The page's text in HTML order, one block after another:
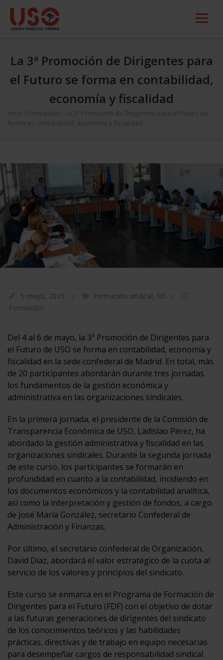
La 3ª Promoción de Dirigentes para
el Futuro se forma en contabilidad,
economía y fiscalidad
Inicio Formación
La 3ª Promoción de Dirigentes para el Futuro se
forma en contabilidad, economía y fiscalidad
5 mayo, 2015 formación sindical, fdf
Formación
Del 4 al 6 de mayo, la 3ª Promoción de Dirigentes para
el Futuro de USO se forma en contabilidad, economía y
fiscalidad en la sede confederal de Madrid. En total, más
de 20 participantes abordarán durante tres jornadas
los fundamentos de la gestión económica y
administrativa en las organizaciones sindicales.
En la primera jornada, el presidente de la Comisión de
Transparencia Económica de USO, Ladislao Pérez, ha
abordado la gestión administrativa y fiscalidad en las
organizaciones sindicales. Durante la segunda jornada
de este curso, los participantes se formarán en
profundidad en cuanto a la contabilidad, incidiendo en
los documentos económicos y la contabilidad analítica,
así como la interpretación y gestión de fondos, a cargo
de José María González, secretario Confederal de
Administración y Finanzas.
Por último, el secretario confederal de Organización,
David Díaz, abordará el valor estratégico de la cuota al
servicio de los valores y principios del sindicato.
Este curso se enmarca en el Programa de Formación de
Dirigentes para el Futuro (FDF) con el objetivo de dotar
a las futuras generaciones de dirigentes del sindicato
de los conocimientos teóricos y las habilidades
prácticas, directivas y de trabajo en equipo necesarias
para desempeñar cargos de responsabilidad sindical.